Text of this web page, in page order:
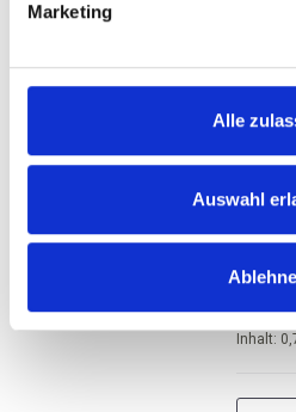
Marketing
Alle
Auswahl
Paarl
Inhalt:
UVP
6,85 €